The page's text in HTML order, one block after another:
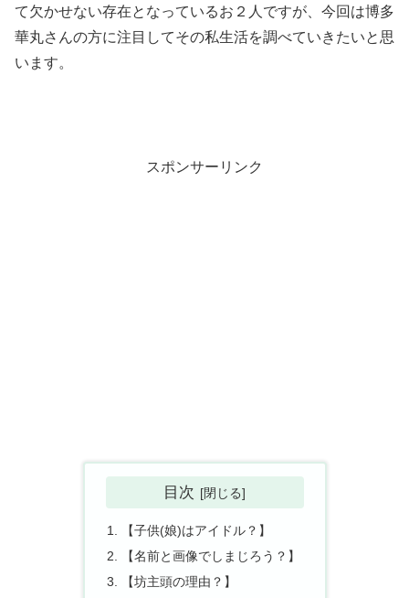
て欠かせない存在となっているお２人ですが、今回は博多
華丸さんの方に注目してその私生活を調べていきたいと思
います。
スポンサーリンク
目次
【子供(娘)はアイドル？】
【名前と画像でしまじろう？】
【坊主頭の理由？】